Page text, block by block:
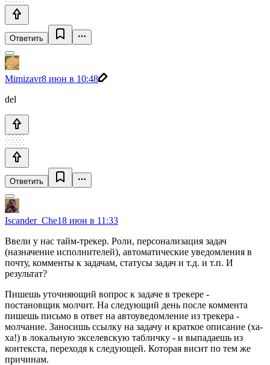
Ответить
Mimizavr8 июн в 10:48
del
Ответить
Iscander_Che18 июн в 11:33
Ввели у нас тайм-трекер. Роли, персонализация задач
(назначение исполнителей), автоматические уведомления в
почту, комменты к задачам, статусы задач и т.д. и т.п. И
результат?
Пишешь уточняющий вопрос к задаче в трекере -
постановщик молчит. На следующий день после коммента
пишешь письмо в ответ на автоуведомление из трекера -
молчание. Заносишь ссылку на задачу и краткое описание (ха-
ха!) в локальную экселевскую табличку - и выпадаешь из
контекста, переходя к следующей. Которая висит по тем же
причинам.